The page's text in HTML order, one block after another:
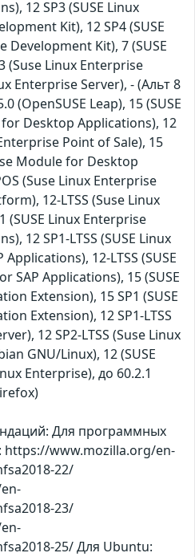
12 SP3 (SUSE Linux
Kit), 12 SP4 (SUSE
Kit), 7 (SUSE
(Suse Linux Enterprise
Enterprise Server), - (Альт 8
(OpenSUSE Leap), 15 (SUSE
Desktop Applications), 12
Point of Sale), 15
Module for Desktop
(Suse Linux Enterprise
12-LTSS (Suse Linux
(SUSE Linux Enterprise
12 SP1-LTSS (SUSE Linux
12-LTSS (SUSE
SAP Applications), 15 (SUSE
Extension), 15 SP1 (SUSE
Extension), 12 SP1-LTSS
12 SP2-LTSS (Suse Linux
GNU/Linux), 12 (SUSE
Enterprise), до 60.2.1
Для программных
https://www.mozilla.org/en-
22/
23/
25/ Для Ubuntu: